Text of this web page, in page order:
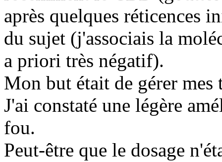
après quelques réticences
du sujet (j'associais la
a priori très négatif).
Mon but était de gérer
J'ai constaté une légère
fou.
Peut-être que le dosage